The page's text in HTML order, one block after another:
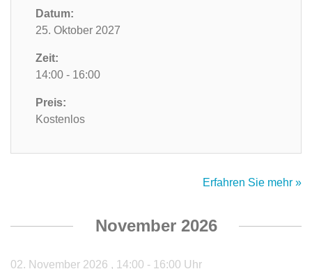
Datum:
25. Oktober 2027
Zeit:
14:00 - 16:00
Preis:
Kostenlos
Erfahren Sie mehr »
November 2026
02. November 2026 , 14:00 - 16:00 Uhr